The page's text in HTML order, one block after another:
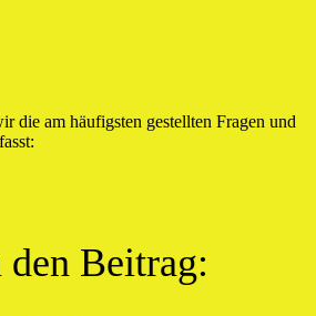
die am häufigsten gestellten Fragen und
Beitrag: